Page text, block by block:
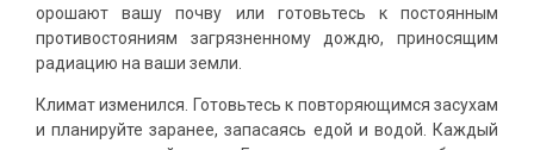
орошают вашу почву или готовьтесь к постоянным
противостояниям загрязненному дождю, приносящим
радиацию на ваши земли.
Климат изменился. Готовьтесь к повторяющимся засухам
и планируйте заранее, запасаясь едой и водой. Каждый